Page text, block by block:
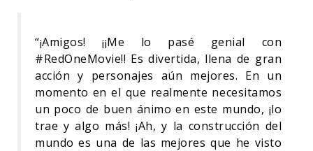
“¡Amigos! ¡¡Me lo pasé genial con
#RedOneMovie!! Es divertida, llena de gran
acción y personajes aún mejores. En un
momento en el que realmente necesitamos
un poco de buen ánimo en este mundo, ¡lo
trae y algo más! ¡Ah, y la construcción del
mundo es una de las mejores que he visto